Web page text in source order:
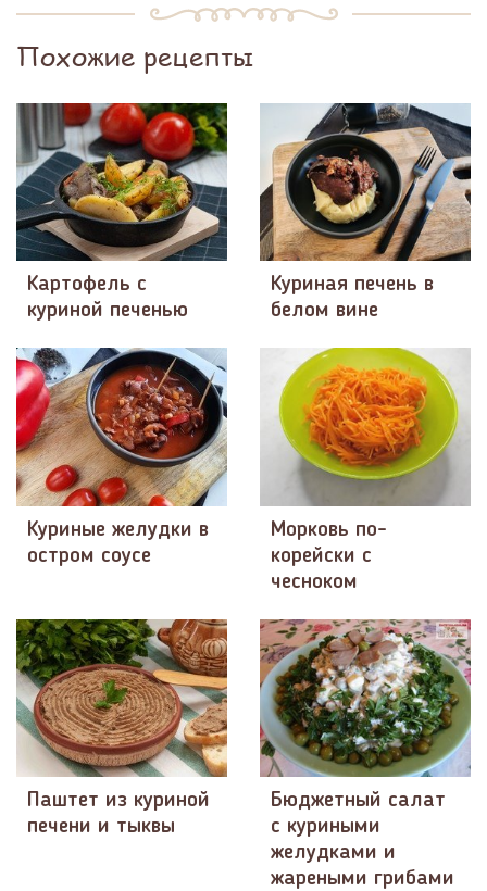
Похожие рецепты
Картофель с
куриной печенью
Куриная печень в
белом вине
Куриные желудки в
остром соусе
Морковь по-
корейски с
чесноком
Паштет из куриной
печени и тыквы
Бюджетный салат
с куриными
желудками и
жареными грибами